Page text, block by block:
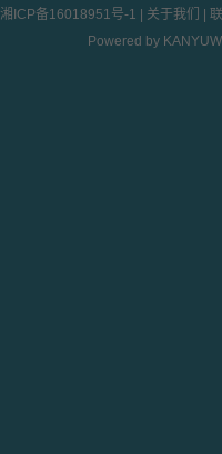
湘ICP备16018951号-1 | 关于我们 |
Powered by KANYUW